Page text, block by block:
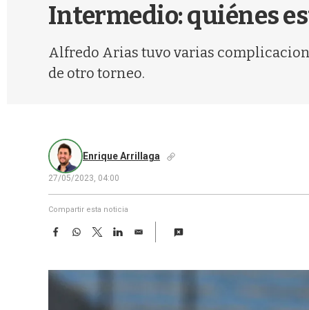
Intermedio: quiénes
Alfredo Arias tuvo varias
de otro torneo.
Enrique Arrillaga
27/05/2023, 04:00
Compartir esta noticia
F
e
b
W
t
s
A
T
w
t
L
k
E
i